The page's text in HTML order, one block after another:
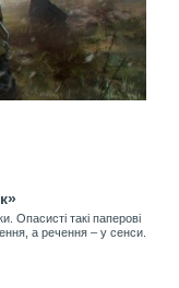
Опасисті такі паперові
а речення – у сенси.